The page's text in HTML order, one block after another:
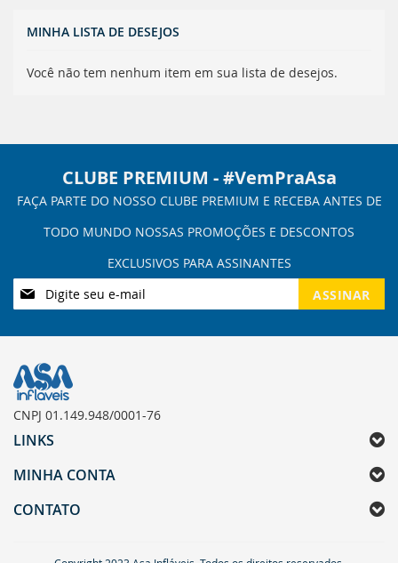
MINHA LISTA DE DESEJOS
Você não tem nenhum item em sua lista de desejos.
CLUBE PREMIUM - #VemPraAsa
Inscreva-
se
nossa
ASSINAR
CNPJ 01.149.948/0001-76
LINKS
MINHA CONTA
CONTATO